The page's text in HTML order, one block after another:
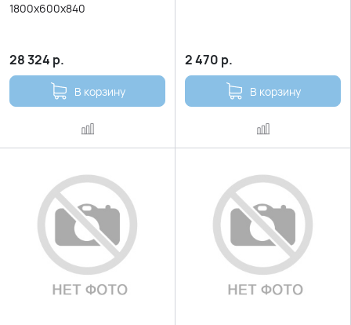
1800х600х840
28 324 р.
В корзину
2 470 р.
В корзину